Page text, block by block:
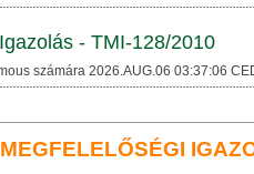
- TMI-128/2010
számára 2026.AUG.06 03:37:06